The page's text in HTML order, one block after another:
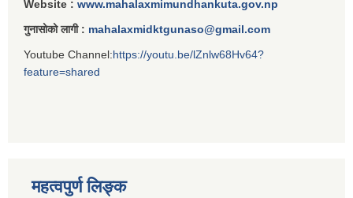
Website : www.mahalaxmimundhankuta.gov.np
गुनासोको लागी : mahalaxmidktgunaso@gmail.com
Youtube Channel:https://youtu.be/lZnlw68Hv64?
feature=shared
महत्वपुर्ण लिङ्क